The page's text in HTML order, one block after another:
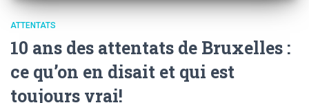
ATTENTATS
10 ans des attentats de Bruxelles :
ce qu’on en disait et qui est
toujours vrai!